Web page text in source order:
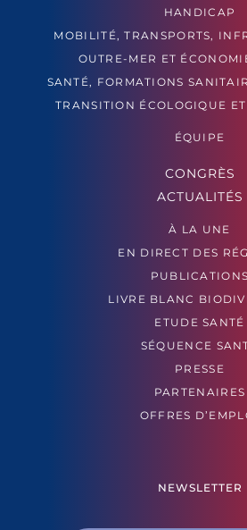
HANDICAP
MOBILITÉ, TRANSPORTS,
OUTRE-MER ET
SANTÉ, FORMATIONS
TRANSITION ÉCOLOGIQUE
ÉQUIPE
CONGRÈS
ACTUALITÉS
À LA UNE
EN DIRECT DES
PUBLICATIONS
LIVRE BLANC
ETUDE SANTÉ
SÉQUENCE
PRESSE
PARTENAIRES
OFFRES
NEWSLETTER